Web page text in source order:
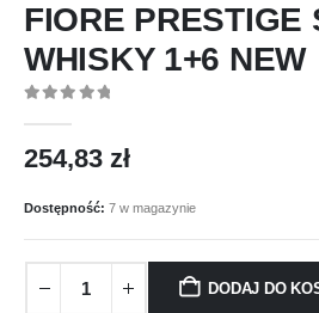
FIORE PRESTIGE
WHISKY 1+6 NEW
254,83 zł
Dostępność: 7 w magazynie
DODAJ DO